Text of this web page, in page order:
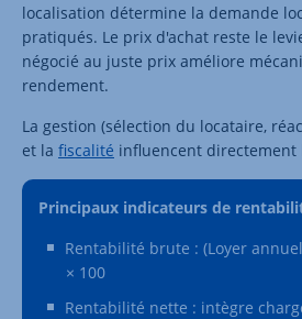
localisation détermine la demande
pratiqués. Le prix d'achat reste le
négocié au juste prix améliore
rendement.
La gestion (sélection du locataire,
et la fiscalité influencent directement
Principaux indicateurs de
Rentabilité brute : (Loyer
× 100
Rentabilité nette : intègre